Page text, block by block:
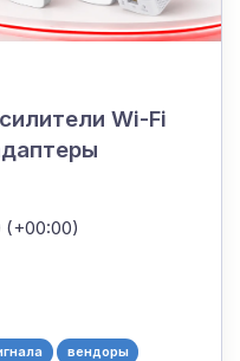
Wi-Fi
(+00:00)
вендоры